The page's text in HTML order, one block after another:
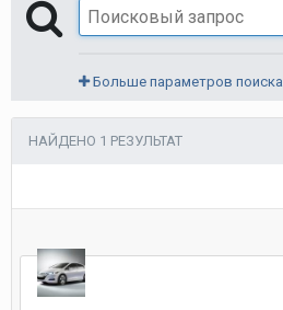
Больше параметров поиска
НАЙДЕНО 1 РЕЗУЛЬТАТ